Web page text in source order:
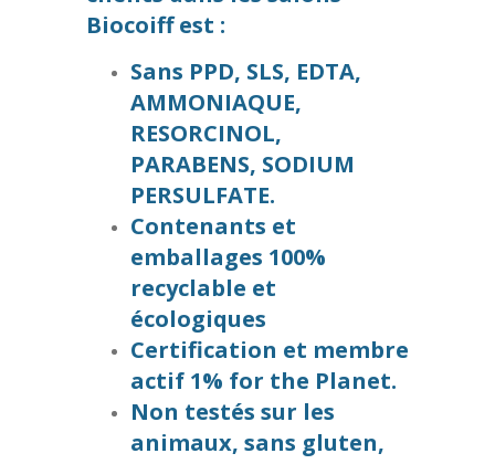
Biocoiff est :
Sans PPD, SLS, EDTA,
AMMONIAQUE,
RESORCINOL,
PARABENS, SODIUM
PERSULFATE.
Contenants et
emballages 100%
recyclable et
écologiques
Certification et membre
actif 1% for the Planet.
Non testés sur les
animaux, sans gluten,